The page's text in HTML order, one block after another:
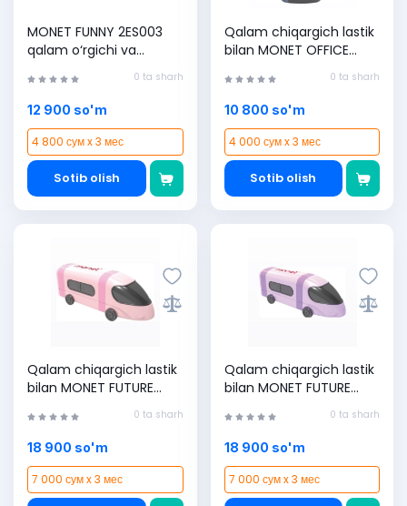
MONET FUNNY 2ES003
qalam o‘rgichi va
o‘chirgich (1 dona)0 ta sharh
12 900 so'm
4 800 сум x 3 мес
Sotib olish
Qalam chiqargich lastik
bilan MONET OFFICE
2ES001, Blue, (1 dona)0 ta sharh
10 800 so'm
4 000 сум x 3 мес
Sotib olish
Qalam chiqargich lastik
bilan MONET FUTURE
2ES006, Pink, (1 dona)
0 ta sharh
18 900 so'm
7 000 сум x 3 мес
Qalam chiqargich lastik
bilan MONET FUTURE
2ES006, Purple, (1 dona)
0 ta sharh
18 900 so'm
7 000 сум x 3 мес